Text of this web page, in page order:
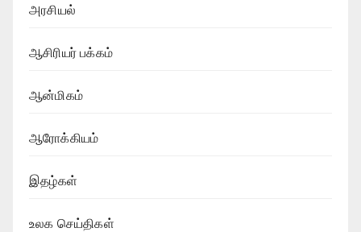
அரசியல்
ஆசிரியர் பக்கம்
ஆன்மிகம்
ஆரோக்கியம்
இதழ்கள்
உலக செய்திகள்